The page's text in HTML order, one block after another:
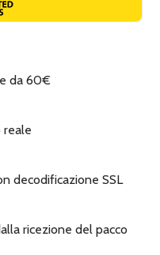
da 60€
reale
decodificazione SSL
ricezione del pacco